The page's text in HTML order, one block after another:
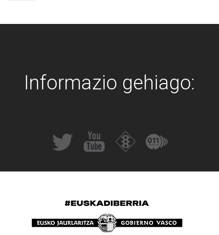
Informazio gehiago: